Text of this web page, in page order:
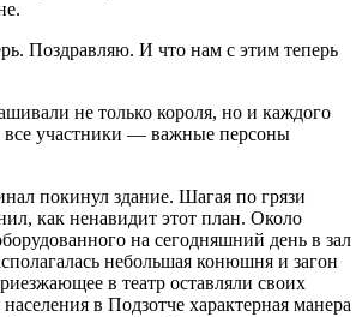
Поздравляю. И что нам с этим теперь
не только короля, но и каждого
все участники — важные персоны
покинул здание. Шагая по грязи
как ненавидит этот план. Около
на сегодняшний день в зал
небольшая конюшня и загон
в театр оставляли своих
в Подзотче характерная манера